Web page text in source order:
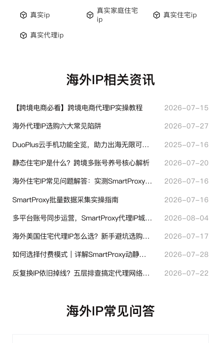
真实ip
真实家庭住宅
ip
真实住宅ip
真实代理ip
海外IP相关资讯
【跨境电商必看】跨境电商代理IP实操教程
2026-07-15
海外代理IP选购六大常见陷阱
2026-07-27
DuoPlus云手机功能全览，助力出海无限可能！
2025-07-16
静态住宅IP是什么？跨境多账号养号核心解析
2026-07-20
海外住宅IP常见问题解答：实测SmartProxy使用经验分享
2026-07-16
SmartProxy批量数据采集实操指南
2026-07-16
多平台账号同步运营，SmartProxy代理IP城市定位功能有哪些实用价值
2026-08-04
海外美国住宅代理IP怎么选？新手避坑选购指南
2026-07-17
如何选择付费模式｜详解SmartProxy动静态计费体系
2026-07-28
反复换IP依旧掉线？五层排查搞定代理网络异常
2026-07-22
海外IP常见问答